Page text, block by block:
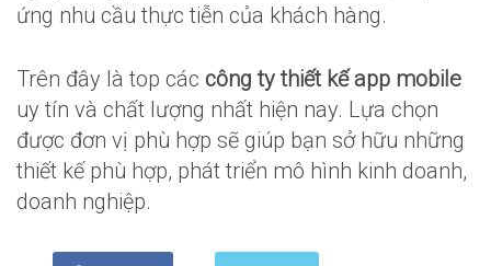
ứng nhu cầu thực tiễn của khách hàng.
Trên đây là top các công ty thiết kế app mobile
uy tín và chất lượng nhất hiện nay. Lựa chọn
được đơn vị phù hợp sẽ giúp bạn sở hữu những
thiết kế phù hợp, phát triển mô hình kinh doanh,
doanh nghiệp.